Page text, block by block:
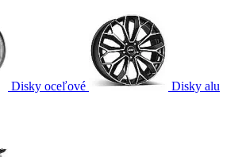
Disky oceľové Disky alu